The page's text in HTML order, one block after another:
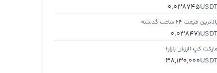
0.038745
قیمت ۲۴ ساعت گذشته
0.038471
مارکت کپ (ارزش بازار)
38,130,000